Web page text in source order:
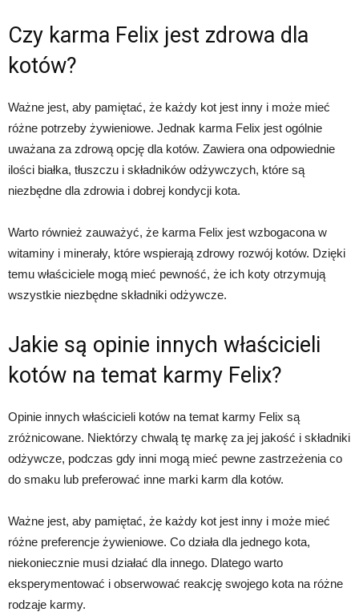
Czy karma Felix jest zdrowa dla
kotów?
Ważne jest, aby pamiętać, że każdy kot jest inny i może mieć
różne potrzeby żywieniowe. Jednak karma Felix jest ogólnie
uważana za zdrową opcję dla kotów. Zawiera ona odpowiednie
ilości białka, tłuszczu i składników odżywczych, które są
niezbędne dla zdrowia i dobrej kondycji kota.
Warto również zauważyć, że karma Felix jest wzbogacona w
witaminy i minerały, które wspierają zdrowy rozwój kotów. Dzięki
temu właściciele mogą mieć pewność, że ich koty otrzymują
wszystkie niezbędne składniki odżywcze.
Jakie są opinie innych właścicieli
kotów na temat karmy Felix?
Opinie innych właścicieli kotów na temat karmy Felix są
zróżnicowane. Niektórzy chwalą tę markę za jej jakość i składniki
odżywcze, podczas gdy inni mogą mieć pewne zastrzeżenia co
do smaku lub preferować inne marki karm dla kotów.
Ważne jest, aby pamiętać, że każdy kot jest inny i może mieć
różne preferencje żywieniowe. Co działa dla jednego kota,
niekoniecznie musi działać dla innego. Dlatego warto
eksperymentować i obserwować reakcję swojego kota na różne
rodzaje karmy.